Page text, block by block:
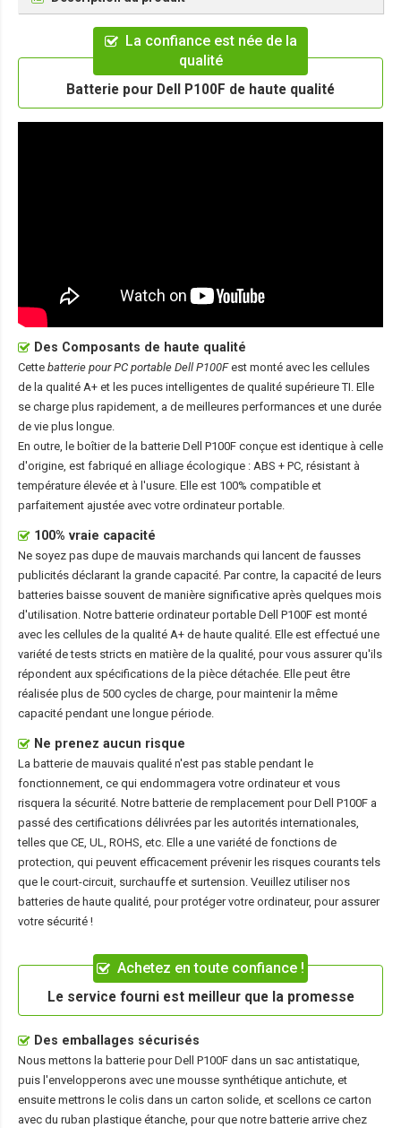
La confiance est née de la
qualité
Batterie pour Dell P100F de haute qualité
Des Composants de haute qualité
Cette batterie pour PC portable Dell P100Fest monté avec les cellules
de la qualité A+ et les puces intelligentes de qualité supérieure TI. Elle
se charge plus rapidement, a de meilleures performances et une durée
de vie plus longue.
En outre, le boîtier de la batterie Dell P100F conçue est identique à celle
d'origine, est fabriqué en alliage écologique : ABS + PC, résistant à
température élevée et à l'usure. Elle est 100% compatible et
parfaitement ajustée avec votre ordinateur portable.
100% vraie capacité
Ne soyez pas dupe de mauvais marchands qui lancent de fausses
publicités déclarant la grande capacité. Par contre, la capacité de leurs
batteries baisse souvent de manière significative après quelques mois
d'utilisation. Notre batterie ordinateur portable Dell P100F est monté
avec les cellules de la qualité A+ de haute qualité. Elle est effectué une
variété de tests stricts en matière de la qualité, pour vous assurer qu'ils
répondent aux spécifications de la pièce détachée. Elle peut être
réalisée plus de 500 cycles de charge, pour maintenir la même
capacité pendant une longue période.
Ne prenez aucun risque
La batterie de mauvais qualité n'est pas stable pendant le
fonctionnement, ce qui endommagera votre ordinateur et vous
risquera la sécurité. Notre batterie de remplacement pour Dell P100F a
passé des certifications délivrées par les autorités internationales,
telles que CE, UL, ROHS, etc. Elle a une variété de fonctions de
protection, qui peuvent efficacement prévenir les risques courants tels
que le court-circuit, surchauffe et surtension. Veuillez utiliser nos
batteries de haute qualité, pour protéger votre ordinateur, pour assurer
votre sécurité !
Achetez en toute confiance !
Le service fourni est meilleur que la promesse
Des emballages sécurisés
Nous mettons la batterie pour Dell P100F dans un sac antistatique,
puis l'envelopperons avec une mousse synthétique antichute, et
ensuite mettrons le colis dans un carton solide, et scellons ce carton
avec du ruban plastique étanche, pour que notre batterie arrive chez